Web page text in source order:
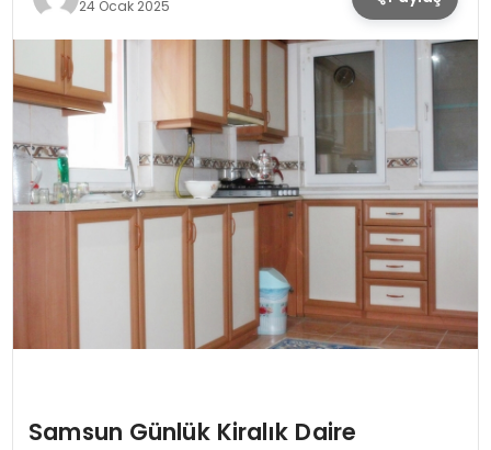
TEKNOLOJI
MAGAZIN
KÜLTÜR & SANAT
SPOR
24 Ocak 2025
Samsun Günlük Kiralık Daire